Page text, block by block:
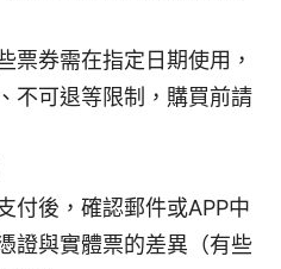
票券需在指定日期使用，
不可退等限制，購買前請
付後，確認郵件或APP中
證與實體票的差異（有些